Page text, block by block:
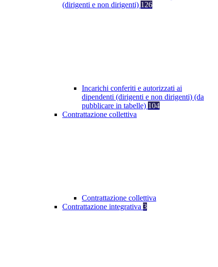
(dirigenti e non dirigenti) 126
Incarichi conferiti e autorizzati ai
dipendenti (dirigenti e non dirigenti) (da
pubblicare in tabelle) 104
Contrattazione collettiva
Contrattazione collettiva
Contrattazione integrativa 3